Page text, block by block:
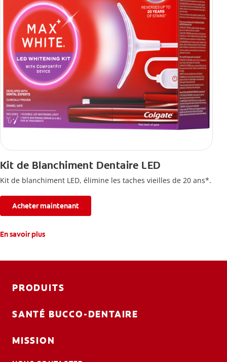
Kit de Blanchiment Dentaire LED
Kit de blanchiment LED, élimine les taches vieilles de 20 ans*.
Acheter maintenant
En savoir plus
PRODUITS
SANTÉ BUCCO-DENTAIRE
MISSION